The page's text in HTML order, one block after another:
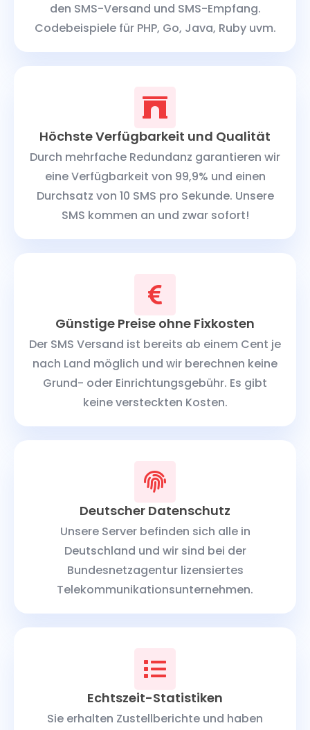
den SMS-Versand und SMS-Empfang.
Codebeispiele für PHP, Go, Java, Ruby uvm.
Höchste Verfügbarkeit und Qualität
Durch mehrfache Redundanz garantieren wir
eine Verfügbarkeit von 99,9% und einen
Durchsatz von 10 SMS pro Sekunde. Unsere
SMS kommen an und zwar sofort!
Günstige Preise ohne Fixkosten
Der SMS Versand ist bereits ab einem Cent je
nach Land möglich und wir berechnen keine
Grund- oder Einrichtungsgebühr. Es gibt
keine versteckten Kosten.
Deutscher Datenschutz
Unsere Server befinden sich alle in
Deutschland und wir sind bei der
Bundesnetzagentur lizensiertes
Telekommunikationsunternehmen.
Echtszeit-Statistiken
Sie erhalten Zustellberichte und haben